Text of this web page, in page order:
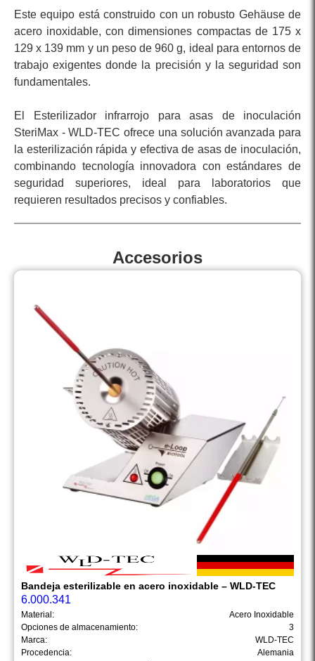
Este equipo está construido con un robusto Gehäuse de
acero inoxidable, con dimensiones compactas de 175 x
129 x 139 mm y un peso de 960 g, ideal para entornos de
trabajo exigentes donde la precisión y la seguridad son
fundamentales.
El Esterilizador infrarrojo para asas de inoculación
SteriMax - WLD-TEC ofrece una solución avanzada para
la esterilización rápida y efectiva de asas de inoculación,
combinando tecnología innovadora con estándares de
seguridad superiores, ideal para laboratorios que
requieren resultados precisos y confiables.
Accesorios
Bandeja esterilizable en acero inoxidable – WLD-TEC
6.000.341
Material:
Acero Inoxidable
Opciones de almacenamiento:
3
Marca:
WLD-TEC
Procedencia:
Alemania